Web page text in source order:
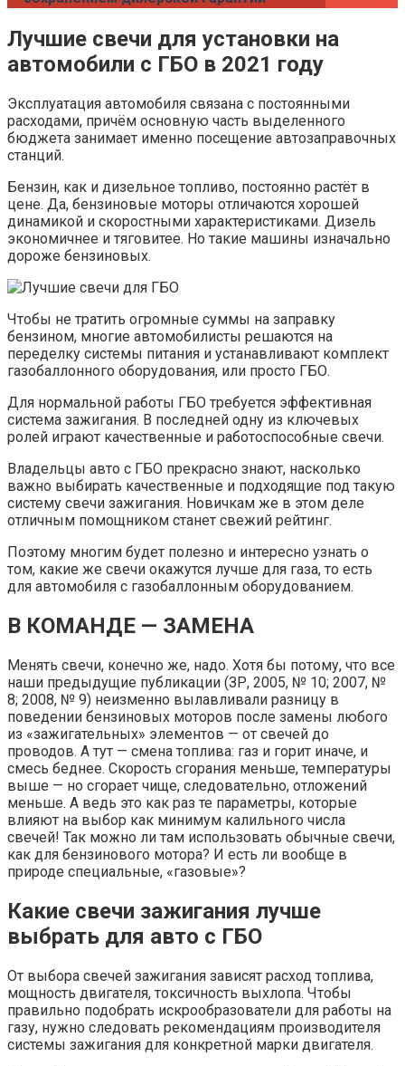
Лучшие свечи для установки на
автомобили с ГБО в 2021 году
Эксплуатация автомобиля связана с постоянными
расходами, причём основную часть выделенного
бюджета занимает именно посещение автозаправочных
станций.
Бензин, как и дизельное топливо, постоянно растёт в
цене. Да, бензиновые моторы отличаются хорошей
динамикой и скоростными характеристиками. Дизель
экономичнее и тяговитее. Но такие машины изначально
дороже бензиновых.
Чтобы не тратить огромные суммы на заправку
бензином, многие автомобилисты решаются на
переделку системы питания и устанавливают комплект
газобаллонного оборудования, или просто ГБО.
Для нормальной работы ГБО требуется эффективная
система зажигания. В последней одну из ключевых
ролей играют качественные и работоспособные свечи.
Владельцы авто с ГБО прекрасно знают, насколько
важно выбирать качественные и подходящие под такую
систему свечи зажигания. Новичкам же в этом деле
отличным помощником станет свежий рейтинг.
Поэтому многим будет полезно и интересно узнать о
том, какие же свечи окажутся лучше для газа, то есть
для автомобиля с газобаллонным оборудованием.
В КОМАНДЕ — ЗАМЕНА
Менять свечи, конечно же, надо. Хотя бы потому, что все
наши предыдущие публикации (ЗР, 2005, № 10; 2007, №
8; 2008, № 9) неизменно вылавливали разницу в
поведении бензиновых моторов после замены любого
из «зажигательных» элементов — от свечей до
проводов. А тут — смена топлива: газ и горит иначе, и
смесь беднее. Скорость сгорания меньше, температуры
выше — но сгорает чище, следовательно, отложений
меньше. А ведь это как раз те параметры, которые
влияют на выбор как минимум калильного числа
свечей! Так можно ли там использовать обычные свечи,
как для бензинового мотора? И есть ли вообще в
природе специальные, «газовые»?
Какие свечи зажигания лучше
выбрать для авто с ГБО
От выбора свечей зажигания зависят расход топлива,
мощность двигателя, токсичность выхлопа. Чтобы
правильно подобрать искрообразователи для работы на
газу, нужно следовать рекомендациям производителя
системы зажигания для конкретной марки двигателя.